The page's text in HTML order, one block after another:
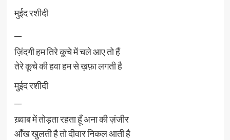
मुईद रशीदी
ज़िंदगी हम तिरे कूचे में चले आए तो हैं
तेरे कूचे की हवा हम से ख़फ़ा लगती है
मुईद रशीदी
ख़्वाब में तोड़ता रहता हूँ अना की ज़ंजीर
आँख खुलती है तो दीवार निकल आती है